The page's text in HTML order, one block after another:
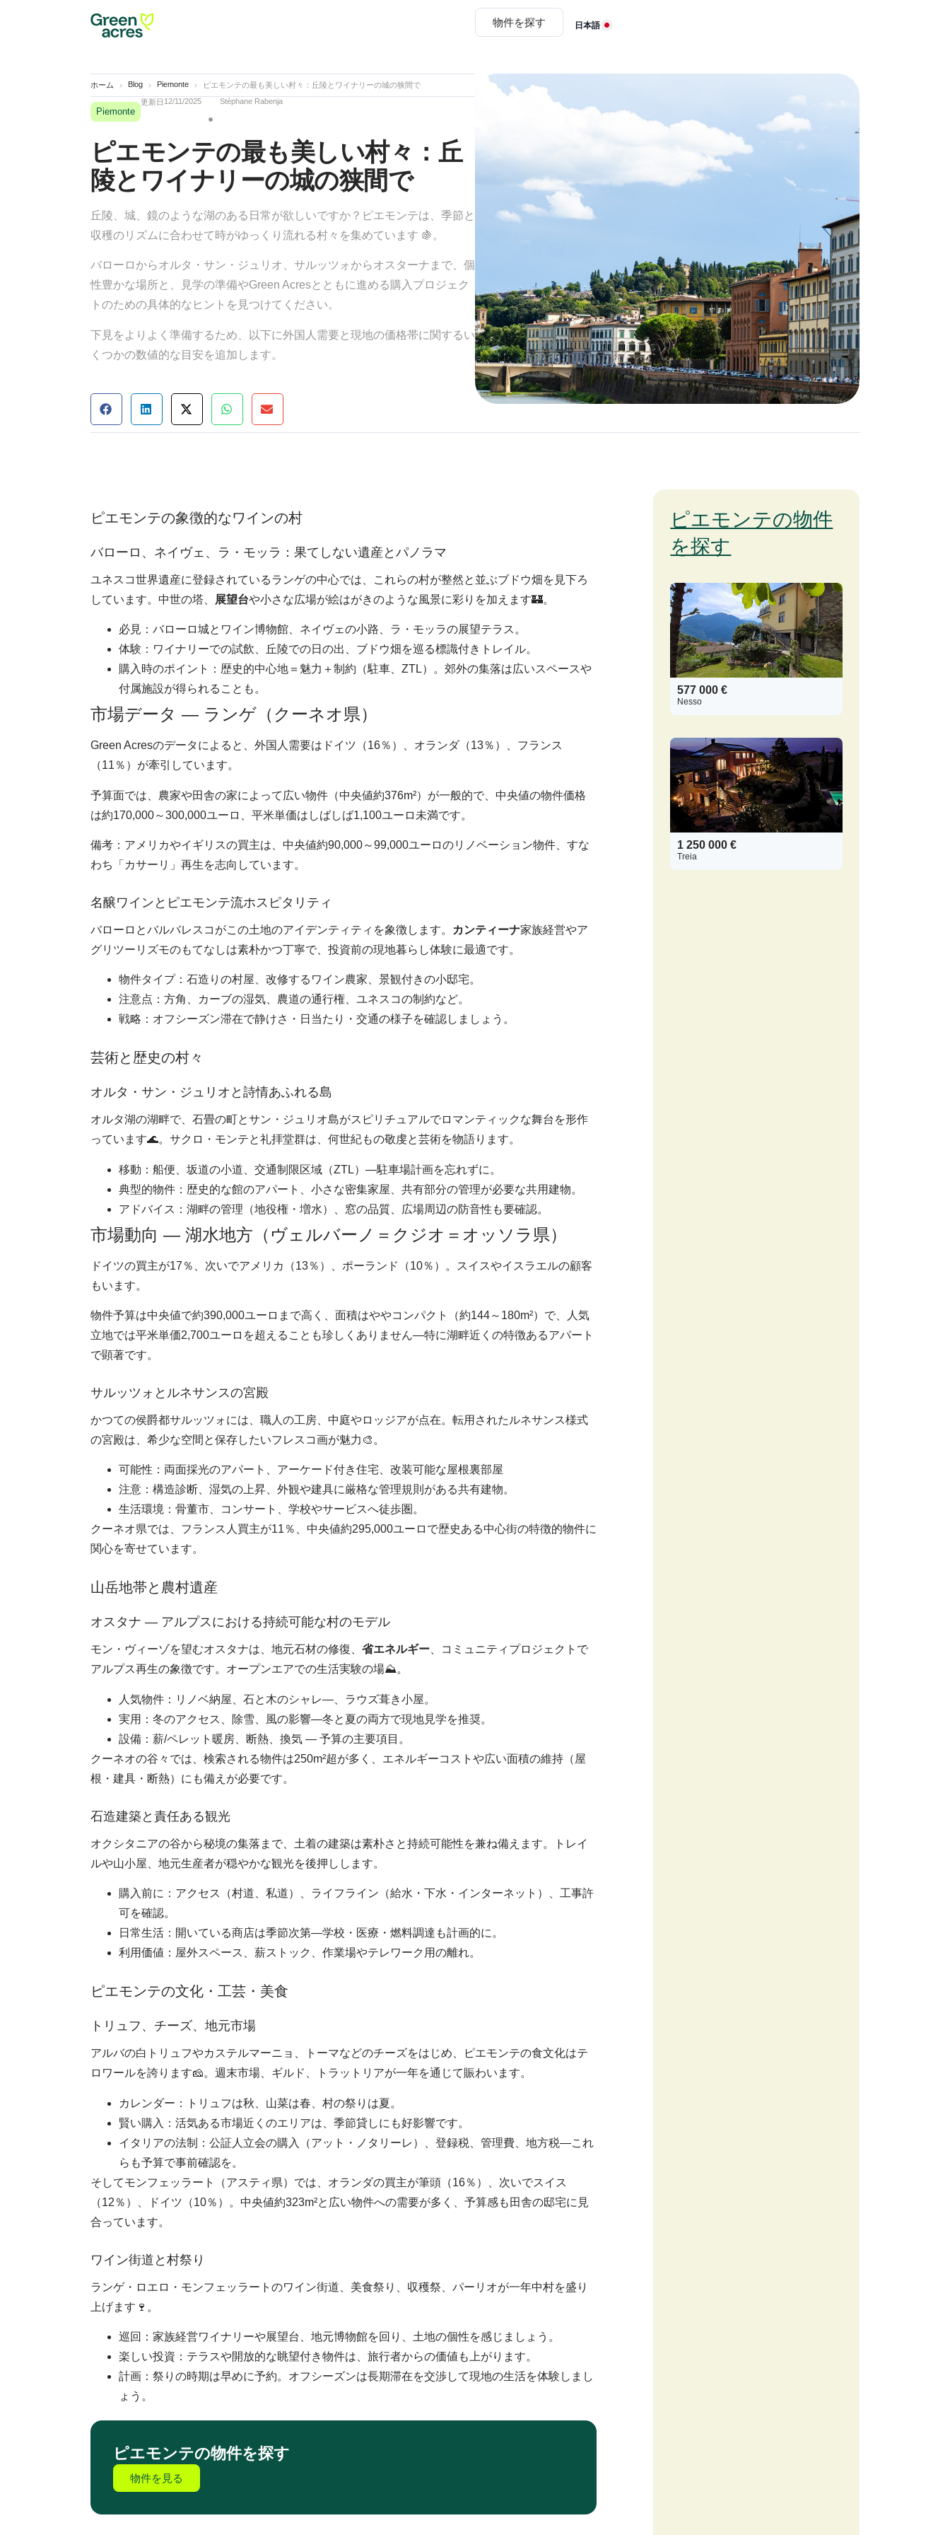
物件を探す 日本語
ホーム Blog Piemonte ピエモンテの最も美しい村々：丘陵とワイナリーの城の狭間で
Piemonte
更新日 12/11/2025 Stéphane Rabenja
ピエモンテの最も美しい村々：丘
陵とワイナリーの城の狭間で
丘陵、城、鏡のような湖のある日常が欲しいですか？ピエモンテは、季節と
収穫のリズムに合わせて時がゆっくり流れる村々を集めています 🍇。
バローロからオルタ・サン・ジュリオ、サルッツォからオスターナまで、個
性豊かな場所と、見学の準備やGreen Acresとともに進める購入プロジェク
トのための具体的なヒントを見つけてください。
下見をよりよく準備するため、以下に外国人需要と現地の価格帯に関するい
くつかの数値的な目安を追加します。
ピエモンテの象徴的なワインの村
バローロ、ネイヴェ、ラ・モッラ：果てしない遺産とパノラマ
ユネスコ世界遺産に登録されているランゲの中心では、これらの村が整然と並ぶブドウ畑を見下ろ
しています。中世の塔、
展望台や小さな広場が絵はがきのような風景に彩りを加えます🏰。
必見：バローロ城とワイン博物館、ネイヴェの小路、ラ・モッラの展望テラス。
体験：ワイナリーでの試飲、丘陵での日の出、ブドウ畑を巡る標識付きトレイル。
購入時のポイント：歴史的中心地＝魅力＋制約（駐車、ZTL）。郊外の集落は広いスペースや
付属施設が得られることも。
市場データ ― ランゲ（クーネオ県）
Green Acresのデータによると、外国人需要はドイツ（16％）、オランダ（13％）、フランス
（11％）が牽引しています。
予算面では、農家や田舎の家によって広い物件（中央値約376m²）が一般的で、中央値の物件価格
は約170,000～300,000ユーロ、平米単価はしばしば1,100ユーロ未満です。
備考：アメリカやイギリスの買主は、中央値約90,000～99,000ユーロのリノベーション物件、すな
わち「カサーリ」再生を志向しています。
名醸ワインとピエモンテ流ホスピタリティ
バローロとバルバレスコがこの土地のアイデンティティを象徴します。 カンティーナ家族経営やア
グリツーリズモのもてなしは素朴かつ丁寧で、投資前の現地暮らし体験に最適です。
物件タイプ：石造りの村屋、改修するワイン農家、景観付きの小邸宅。
注意点：方角、カーブの湿気、農道の通行権、ユネスコの制約など。
戦略：オフシーズン滞在で静けさ・日当たり・交通の様子を確認しましょう。
芸術と歴史の村々
オルタ・サン・ジュリオと詩情あふれる島
オルタ湖の湖畔で、石畳の町とサン・ジュリオ島がスピリチュアルでロマンティックな舞台を形作
っています🌊。サクロ・モンテと礼拝堂群は、何世紀もの敬虔と芸術を物語ります。
移動：船便、坂道の小道、交通制限区域（ZTL）—駐車場計画を忘れずに。
典型的物件：歴史的な館のアパート、小さな密集家屋、共有部分の管理が必要な共用建物。
アドバイス：湖畔の管理（地役権・増水）、窓の品質、広場周辺の防音性も要確認。
市場動向 ― 湖水地方（ヴェルバーノ＝クジオ＝オッソラ県）
ドイツの買主が17％、次いでアメリカ（13％）、ポーランド（10％）。スイスやイスラエルの顧客
もいます。
物件予算は中央値で約390,000ユーロまで高く、面積はややコンパクト（約144～180m²）で、人気
立地では平米単価2,700ユーロを超えることも珍しくありません—特に湖畔近くの特徴あるアパート
で顕著です。
サルッツォとルネサンスの宮殿
かつての侯爵都サルッツォには、職人の工房、中庭やロッジアが点在。転用されたルネサンス様式
の宮殿は、希少な空間と保存したいフレスコ画が魅力🎨。
可能性：両面採光のアパート、アーケード付き住宅、改装可能な屋根裏部屋
注意：構造診断、湿気の上昇、外観や建具に厳格な管理規則がある共有建物。
生活環境：骨董市、コンサート、学校やサービスへ徒歩圏。
クーネオ県では、フランス人買主が11％、中央値約295,000ユーロで歴史ある中心街の特徴的物件に
関心を寄せています。
山岳地帯と農村遺産
オスタナ ― アルプスにおける持続可能な村のモデル
モン・ヴィーゾを望むオスタナは、地元石材の修復、 省エネルギー、コミュニティプロジェクトで
アルプス再生の象徴です。オープンエアでの生活実験の場⛰️。
人気物件：リノベ納屋、石と木のシャレ―、ラウズ葺き小屋。
実用：冬のアクセス、除雪、風の影響—冬と夏の両方で現地見学を推奨。
設備：薪/ペレット暖房、断熱、換気 — 予算の主要項目。
クーネオの谷々では、検索される物件は250m²超が多く、エネルギーコストや広い面積の維持（屋
根・建具・断熱）にも備えが必要です。
石造建築と責任ある観光
オクシタニアの谷から秘境の集落まで、土着の建築は素朴さと持続可能性を兼ね備えます。トレイ
ルや山小屋、地元生産者が穏やかな観光を後押しします。
購入前に：アクセス（村道、私道）、ライフライン（給水・下水・インターネット）、工事許
可を確認。
日常生活：開いている商店は季節次第—学校・医療・燃料調達も計画的に。
利用価値：屋外スペース、薪ストック、作業場やテレワーク用の離れ。
ピエモンテの文化・工芸・美食
トリュフ、チーズ、地元市場
アルバの白トリュフやカステルマーニョ、トーマなどのチーズをはじめ、ピエモンテの食文化はテ
ロワールを誇ります🧀。週末市場、ギルド、トラットリアが一年を通じて賑わいます。
カレンダー：トリュフは秋、山菜は春、村の祭りは夏。
賢い購入：活気ある市場近くのエリアは、季節貸しにも好影響です。
イタリアの法制：公証人立会の購入（アット・ノタリーレ）、登録税、管理費、地方税—これ
らも予算で事前確認を。
そしてモンフェッラート（アスティ県）では、オランダの買主が筆頭（16％）、次いでスイス
（12％）、ドイツ（10％）。中央値約323m²と広い物件への需要が多く、予算感も田舎の邸宅に見
合っています。
ワイン街道と村祭り
ランゲ・ロエロ・モンフェッラートのワイン街道、美食祭り、収穫祭、パーリオが一年中村を盛り
上げます🍷。
巡回：家族経営ワイナリーや展望台、地元博物館を回り、土地の個性を感じましょう。
楽しい投資：テラスや開放的な眺望付き物件は、旅行者からの価値も上がります。
計画：祭りの時期は早めに予約。オフシーズンは長期滞在を交渉して現地の生活を体験しまし
ょう。
ピエモンテの物件を探す
物件を見る
ピエモンテの物件
を探す
577 000 €
Nesso
1 250 000 €
Treia